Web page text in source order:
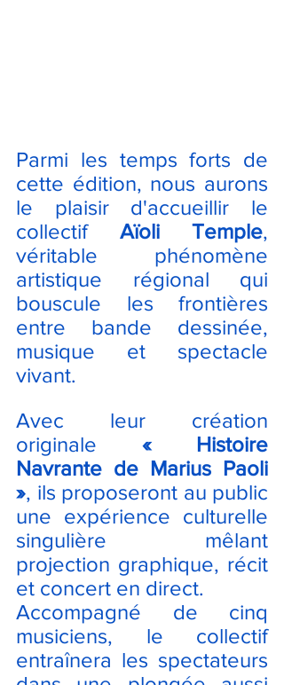
Parmi les temps forts de
cette édition, nous aurons
le plaisir d'accueillir le
collectif Aïoli Temple,
véritable phénomène
artistique régional qui
bouscule les frontières
entre bande dessinée,
musique et spectacle
vivant.
Avec leur création
originale « Histoire
Navrante de Marius Paoli
», ils proposeront au public
une expérience culturelle
singulière mêlant
projection graphique, récit
et concert en direct.
Accompagné de cinq
musiciens, le collectif
entraînera les spectateurs